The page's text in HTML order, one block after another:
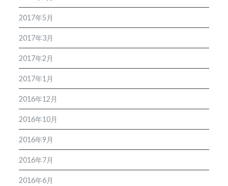
2017年5月
2017年3月
2017年2月
2017年1月
2016年12月
2016年10月
2016年9月
2016年7月
2016年6月